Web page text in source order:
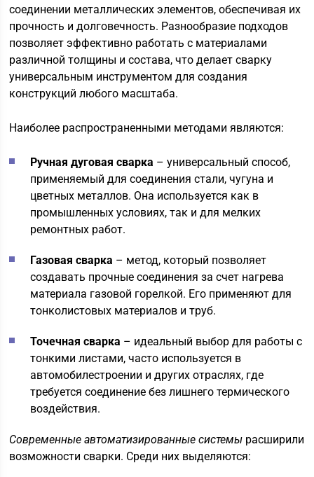
соединении металлических элементов, обеспечивая их
прочность и долговечность. Разнообразие подходов
позволяет эффективно работать с материалами
различной толщины и состава, что делает сварку
универсальным инструментом для создания
конструкций любого масштаба.
Наиболее распространенными методами являются:
Ручная дуговая сварка – универсальный способ,
применяемый для соединения стали, чугуна и
цветных металлов. Она используется как в
промышленных условиях, так и для мелких
ремонтных работ.
Газовая сварка – метод, который позволяет
создавать прочные соединения за счет нагрева
материала газовой горелкой. Его применяют для
тонколистовых материалов и труб.
Точечная сварка – идеальный выбор для работы с
тонкими листами, часто используется в
автомобилестроении и других отраслях, где
требуется соединение без лишнего термического
воздействия.
Современные автоматизированные системы расширили
возможности сварки. Среди них выделяются: